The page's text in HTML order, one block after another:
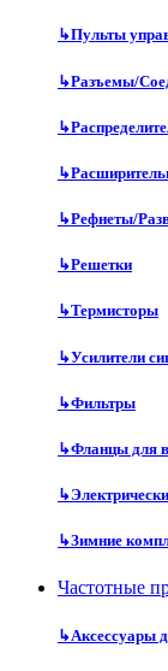
↳Пульты
↳Разъемы/
↳
↳
↳Рефнеты/
↳Решетки
↳Термисторы
↳Усилители
↳Фильтры
↳Фланцы для
↳
↳Зимние
Частотные
↳Аксессуары